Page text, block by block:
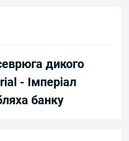
дикого
- Імперіал
банку